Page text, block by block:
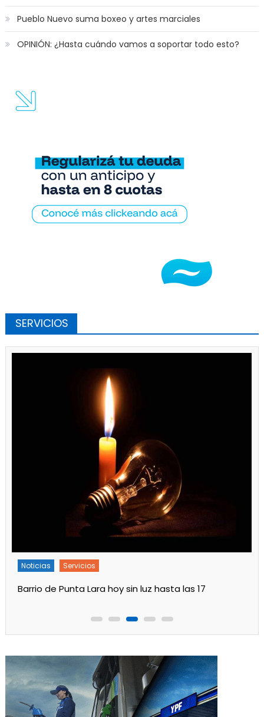
Pueblo Nuevo suma boxeo y artes marciales
OPINIÓN: ¿Hasta cuándo vamos a soportar todo esto?
SERVICIOS
Noticias Servicios
Barrio de Punta Lara hoy sin luz hasta las 17